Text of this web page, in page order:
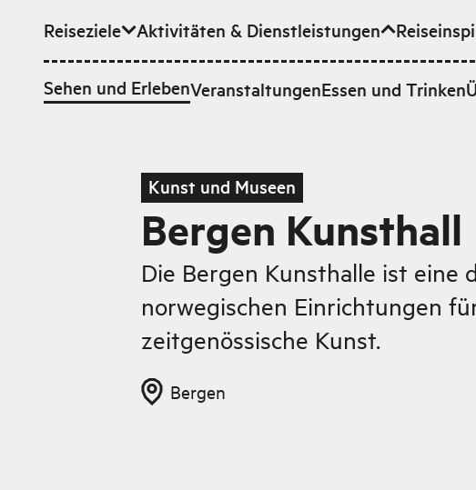
Zum Hauptinhalt
Reiseziele Aktivitäten & Dienstleistungen
Sehen und ErlebenVeranstaltungenEssen und Trinken
Kunst und Museen
Bergen Kunsthall
Die Bergen Kunsthalle ist eine
norwegischen Einrichtungen
zeitgenössische Kunst.
Bergen